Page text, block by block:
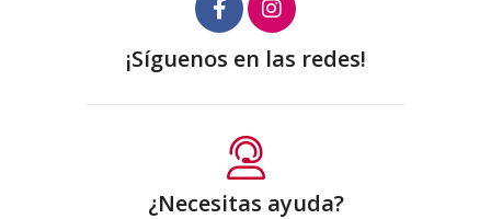
¡Síguenos en las redes!
¿Necesitas ayuda?